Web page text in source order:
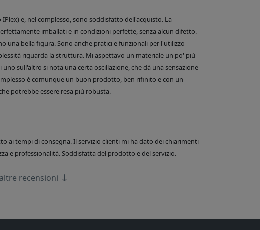
e, nel complesso, sono soddisfatto dell'acquisto. La
imballati e in condizioni perfette, senza alcun difetto.
una bella figura. Sono anche pratici e funzionali per l'utilizzo
riguarda la struttura. Mi aspettavo un materiale un po' più
sull'altro si nota una certa oscillazione, che dà una sensazione
è comunque un buon prodotto, ben rifinito e con un
potrebbe essere resa più robusta.
ai tempi di consegna. Il servizio clienti mi ha dato dei chiarimenti
e professionalità. Soddisfatta del prodotto e del servizio.
recensioni